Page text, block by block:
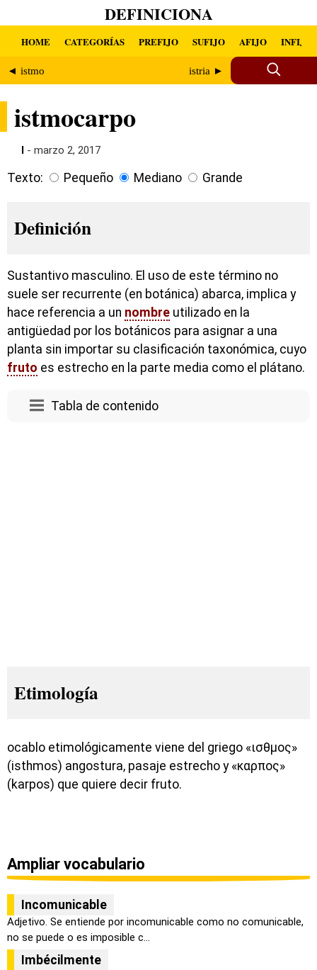
DEFINICIONA
HOME CATEGORÍAS PREFIJO SUFIJO AFIJO INFIJO
◄ istmo istria ►
istmocarpo
I - marzo 2, 2017
Texto: Pequeño Mediano Grande
Definición
Sustantivo masculino. El uso de este término no
suele ser recurrente (en botánica) abarca, implica y
hace referencia a un nombre utilizado en la
antigüedad por los botánicos para asignar a una
planta sin importar su clasificación taxonómica, cuyo
fruto es estrecho en la parte media como el plátano.
Tabla de contenido
Etimología
ocablo etimológicamente viene del griego «ισθμος»
(isthmos) angostura, pasaje estrecho y «καρπος»
(karpos) que quiere decir fruto.
Ampliar vocabulario
Incomunicable
Adjetivo. Se entiende por incomunicable como no comunicable,
no se puede o es imposible c...
Imbécilmente